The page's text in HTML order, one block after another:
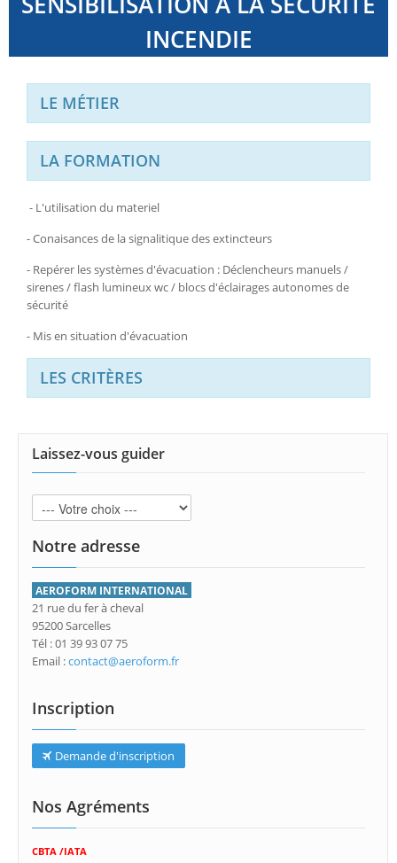
INCENDIE
LE MÉTIER
LA FORMATION
- L'utilisation du materiel
- Conaisances de la signalitique des extincteurs
- Repérer les systèmes d'évacuation : Déclencheurs manuels /
sirenes / flash lumineux wc / blocs d'éclairages autonomes de
sécurité
- Mis en situation d'évacuation
LES CRITÈRES
Laissez-vous guider
Notre adresse
AEROFORM INTERNATIONAL
21 rue du fer à cheval
95200 Sarcelles
Tél : 01 39 93 07 75
Email :contact@aeroform.fr
Inscription
Demande d'inscription
Nos Agréments
CBTA /IATA